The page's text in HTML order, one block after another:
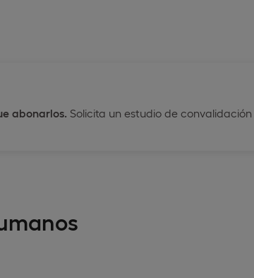
abonarlos. Solicita un estudio de convalidación